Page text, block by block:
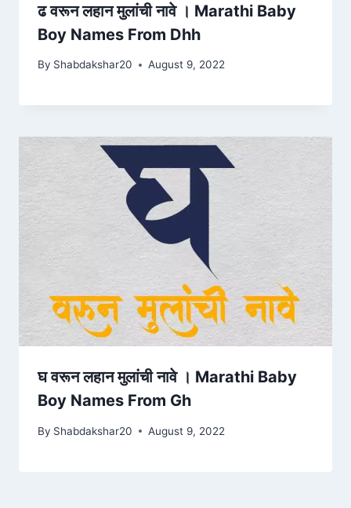
ढ वरून लहान मुलांची नावे । Marathi Baby
Boy Names From Dhh
By Shabdakshar20 August 9, 2022
घ वरून लहान मुलांची नावे । Marathi Baby
Boy Names From Gh
By Shabdakshar20 August 9, 2022